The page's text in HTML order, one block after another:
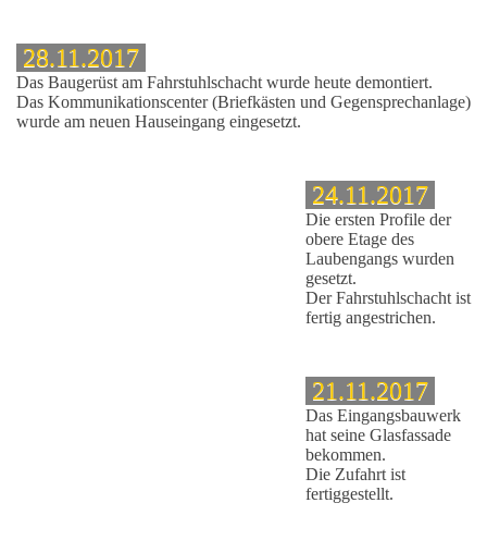
28.11.2017
Das Baugerüst am Fahrstuhlschacht wurde heute demontiert.
Das Kommunikationscenter (Briefkästen und Gegensprechanlage)
wurde am neuen Hauseingang eingesetzt.
24.11.2017
Die ersten Profile der
obere Etage des
Laubengangs wurden
gesetzt.
Der Fahrstuhlschacht ist
fertig angestrichen.
21.11.2017
Das Eingangsbauwerk
hat seine Glasfassade
bekommen.
Die Zufahrt ist
fertiggestellt.